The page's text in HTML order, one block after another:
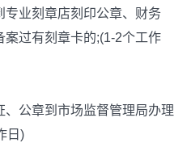
业刻章店刻印公章、财务
过有刻章卡的;(1-2个工作
公章到市场监督管理局办理
日)